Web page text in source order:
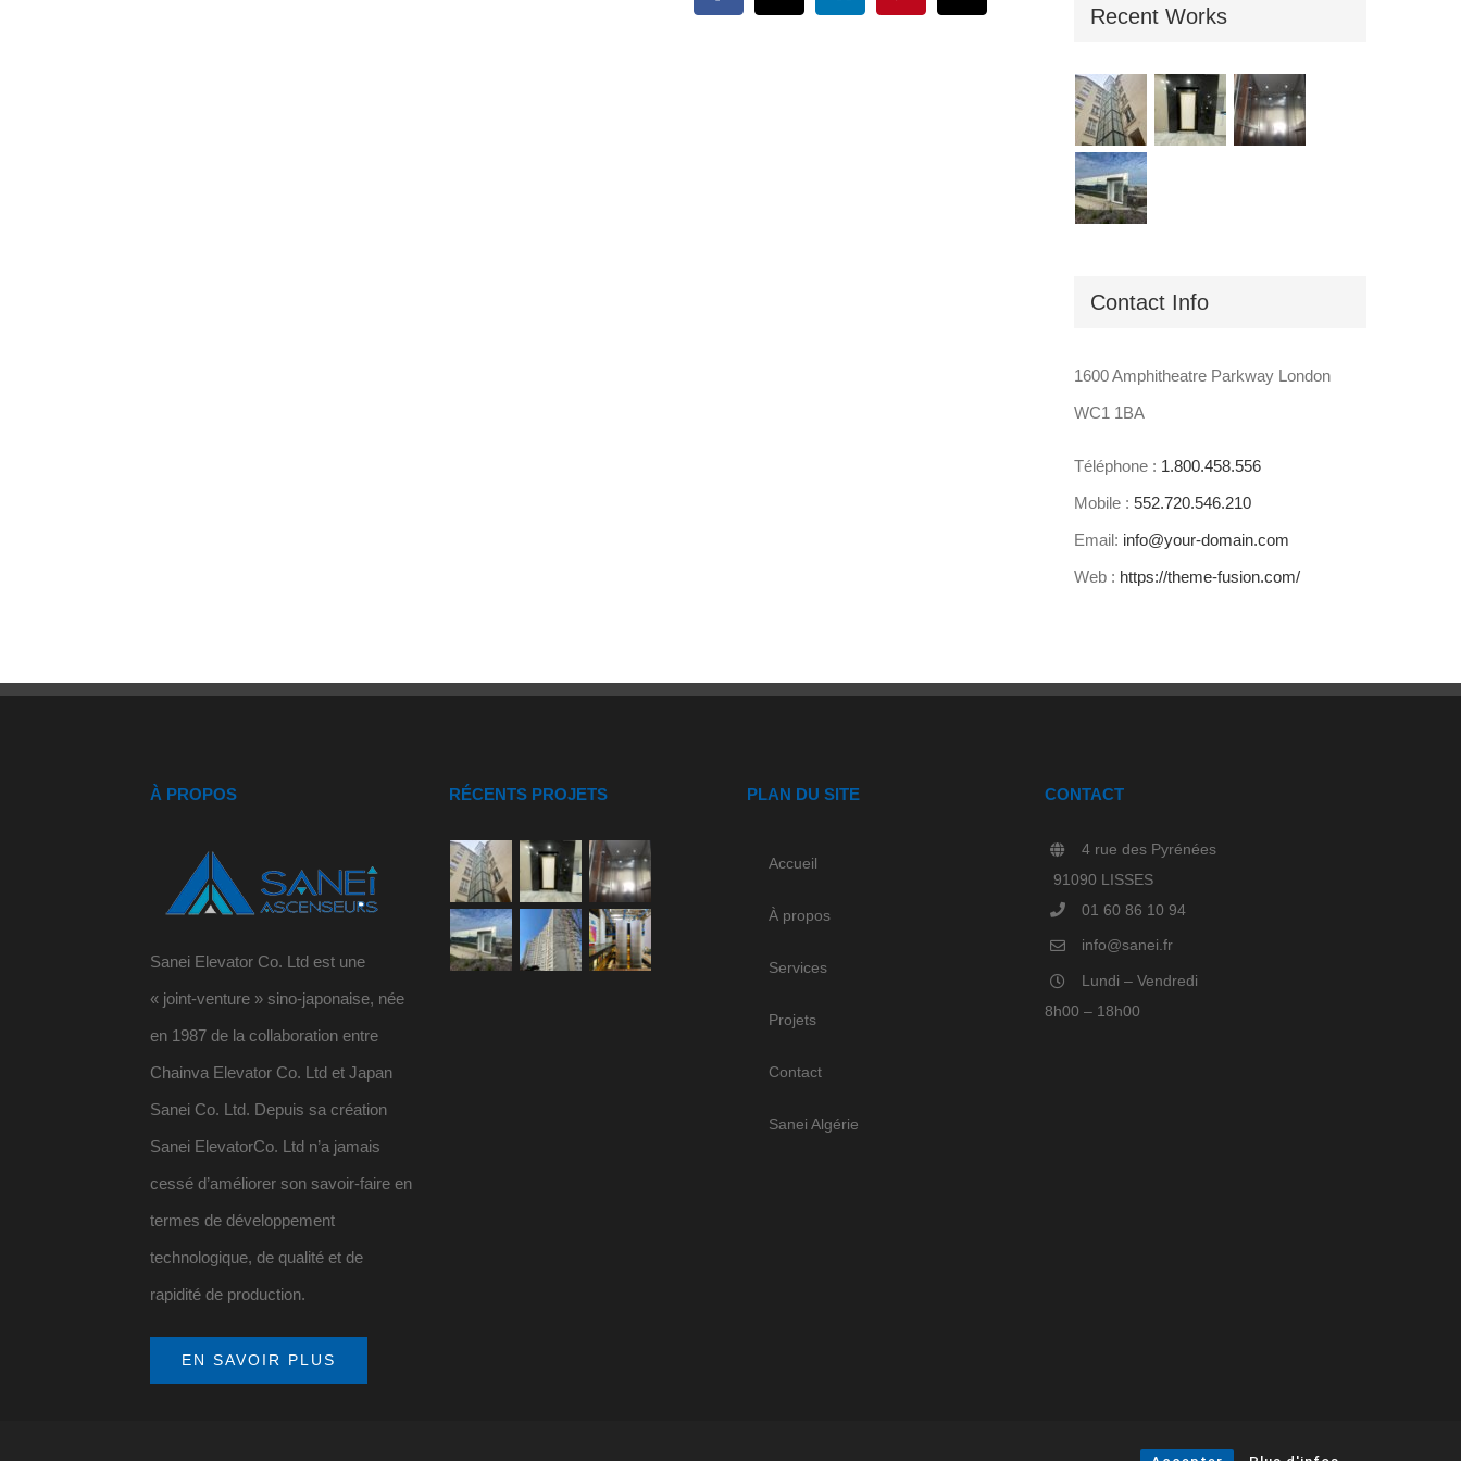
Recent Works
Contact Info
1600 Amphitheatre Parkway London
WC1 1BA
Téléphone : 1.800.458.556
Mobile : 552.720.546.210
Email: info@your-domain.com
Web : https://theme-fusion.com/
À PROPOS
Sanei Elevator Co. Ltd est une
« joint-venture » sino-japonaise, née
en 1987 de la collaboration entre
Chainva Elevator Co. Ltd et Japan
Sanei Co. Ltd. Depuis sa création
Sanei ElevatorCo. Ltd n’a jamais
cessé d’améliorer son savoir-faire en
termes de développement
technologique, de qualité et de
rapidité de production.
EN SAVOIR PLUS
RÉCENTS PROJETS PLAN DU SITE
Accueil
À propos
Services
Projets
Contact
Sanei Algérie
CONTACT
4 rue des Pyrénées
91090 LISSES
01 60 86 10 94
info@sanei.fr
Lundi – Vendredi
8h00 – 18h00